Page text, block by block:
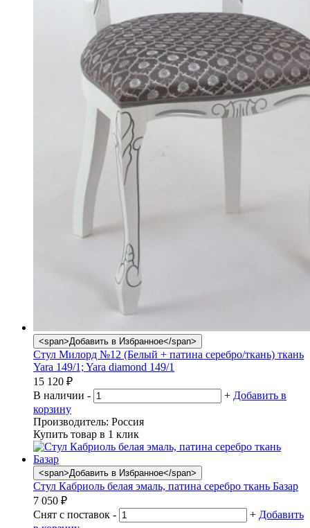
<span>Добавить в Избранное</span>
Стул Милорд №12 (Белый + патина серебро/ткань) ткань
Yara 149/1; Yara diamond 149/1
15 120 ₽
В наличии - + Добавить в
корзину
Производитель: Россия
Купить товар в 1 клик
<span>Добавить в Избранное</span>
Стул Кабриоль белая эмаль, патина серебро ткань Базар
7 050 ₽
Снят с поставок - + Добавить